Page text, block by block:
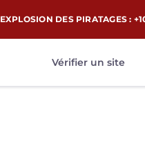
EXPLOSION DES PIRATAGES :
Vérifier un site